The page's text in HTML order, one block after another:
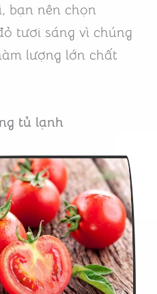
bạn nên chọn
tươi sáng vì chúng
lượng lớn chất
tủ lạnh